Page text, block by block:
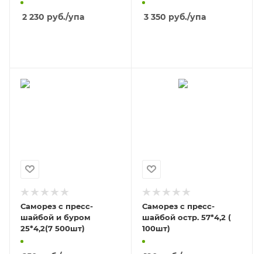
2 230 руб./упа 3 350 руб./упа
Саморез с пресс-
шайбой и буром
25*4,2(7 500шт)
Саморез с пресс-
шайбой остр. 57*4,2 (
100шт)